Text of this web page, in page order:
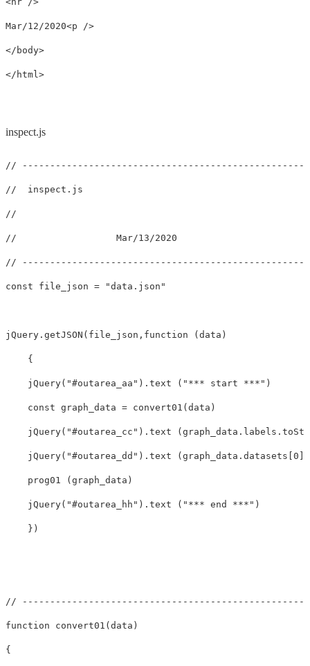
Mar/12/2020<p />
</body>
</html>
inspect.js
//
//  inspect.js
//
//                  Mar/13/2020
//
const file_json = "data.json "
jQuery . getJSON ( file_json , function ( data )
{
jQuery( "#outarea_aa " ). text ( " *** start *** " )
const graph_data = convert01 ( data )
jQuery( "#outarea_cc " ). text ( graph_data . labels .
jQuery( "#outarea_dd " ). text ( graph_data . datasets 0
prog01 ( graph_data )
jQuery( "#outarea_hh " ). text ( " *** end *** " )
})
//
function convert01 ( data )
{